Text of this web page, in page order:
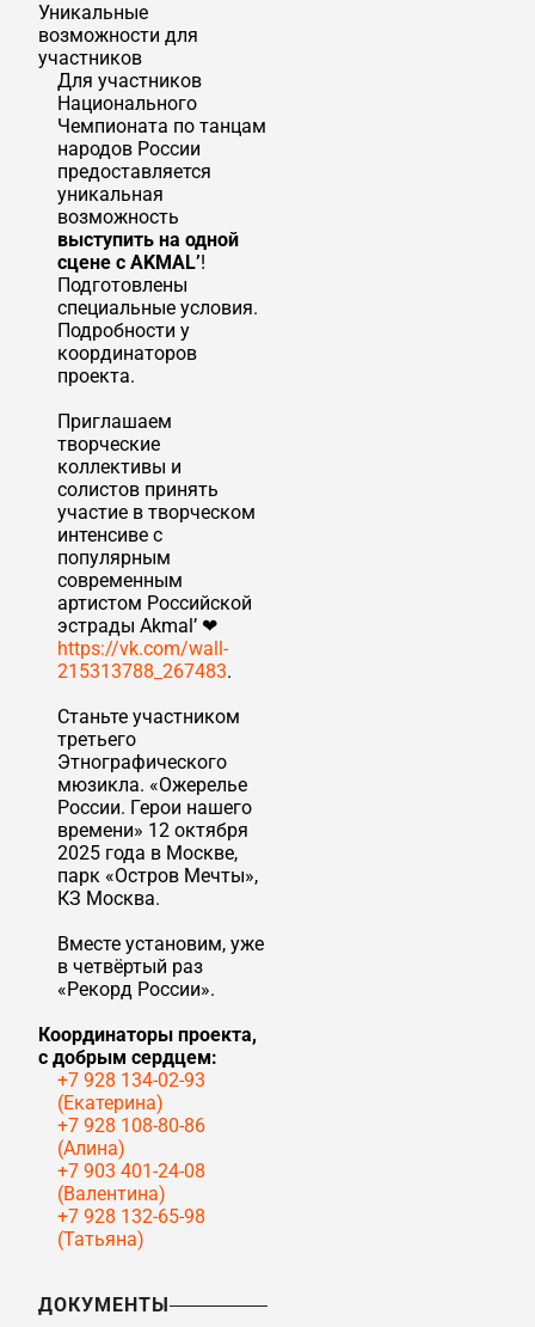
Уникальные
возможности для
участников
Для участников
Национального
Чемпионата по танцам
народов России
предоставляется
уникальная
возможность
выступить на одной
сцене с AKMAL’!
Подготовлены
специальные условия.
Подробности у
координаторов
проекта.
Приглашаем
творческие
коллективы и
солистов принять
участие в творческом
интенсиве с
популярным
современным
артистом Российской
эстрады Akmal’ ❤
https://vk.com/wall-
215313788_267483.
Cтаньте участником
третьего
Этнографического
мюзикла. «Ожерелье
России. Герои нашего
времени» 12 октября
2025 года в Москве,
парк «Остров Мечты»,
КЗ Москва.
Вместе установим, уже
в четвёртый раз
«Рекорд России».
Координаторы проекта,
с добрым сердцем:
+7 928 134-02-93
(Екатерина)
+7 928 108-80-86
(Алина)
+7 903 401-24-08
(Валентина)
+7 928 132-65-98
(Татьяна)
ДОКУМЕНТЫ